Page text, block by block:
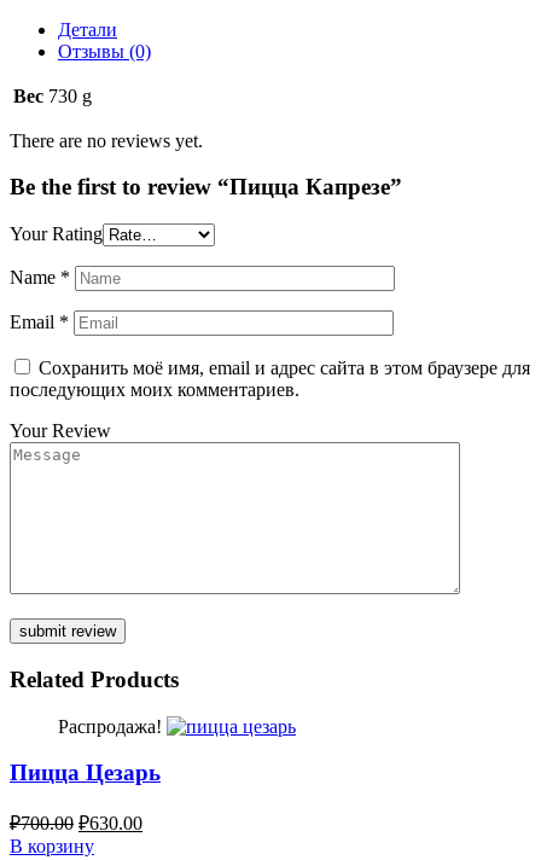
Детали
Отзывы (0)
Вес 730 g
There are no reviews yet.
Be the first to review “Пицца Капрезе”
Your Rating
Name *
Email *
Сохранить моё имя, email и адрес сайта в этом браузере для
последующих моих комментариев.
Your Review
Related Products
Распродажа!
Пицца Цезарь
₽700.00 ₽630.00
В корзину